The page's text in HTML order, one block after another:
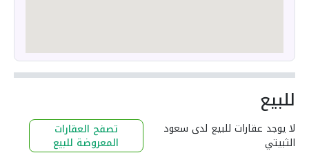
للبيع
لا يوجد عقارات للبيع لدى سعود
الثبيتي
تصفح العقارات
المعروضة للبيع